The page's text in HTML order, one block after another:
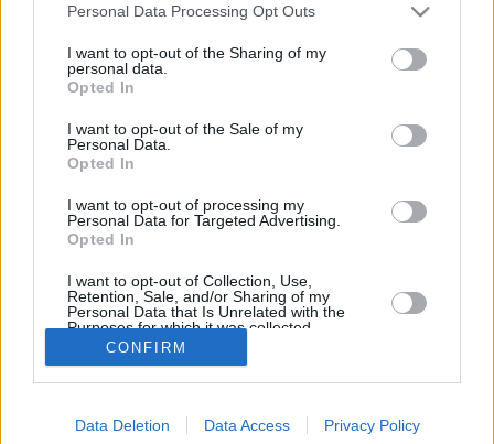
Personal Data Processing Opt Outs
I want to opt-out of the Sharing of my
personal data.
Opted In
I want to opt-out of the Sale of my
Personal Data.
Opted In
I want to opt-out of processing my
Personal Data for Targeted Advertising.
Opted In
I want to opt-out of Collection, Use,
Retention, Sale, and/or Sharing of my
Personal Data that Is Unrelated with the
Purposes for which it was collected.
Opted InCONFIRM
Data Deletion Data Access Privacy Policy
asteen tienoille, ja päivisin lämpötila on kohonnut 17
asteen tuntumaan. Viereisestä kaaviosta näkee, miten
lämmintä Napolissa on keskimäärin ollut marraskuussa
viime vuosina ja vaihteluväli, jolla lämpötila tavallisina
päivinä on minäkin vuonna liikkunut.
Hetkellisesti Napolissa on silti koettu tätäkin kylmempiä ja
2013 marraskuussa lämpötila käväisi alimmillaan 0
asteessa ja toisaalta vuonna 2014 marraskuussa
hätyyteltiin eräänä poikkeuksellisen lämpimänä päivänä
26 asteen lukemia.
Entä muut kuukaudet? Miten lämmintä Napolissa on
ollut...